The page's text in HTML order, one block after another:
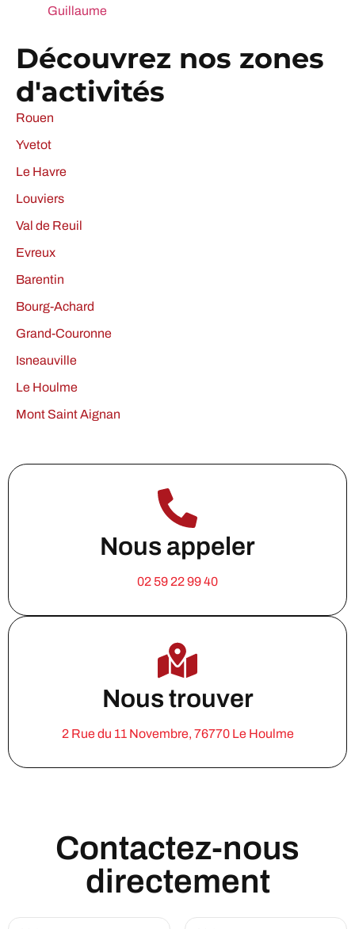
Guillaume
Découvrez nos zones
d'activités
Rouen
Yvetot
Le Havre
Louviers
Val de Reuil
Evreux
Barentin
Bourg-Achard
Grand-Couronne
Isneauville
Le Houlme
Mont Saint Aignan
Nous appeler
02 59 22 99 40
Nous trouver
2 Rue du 11 Novembre, 76770 Le Houlme
Contactez-nous
directement